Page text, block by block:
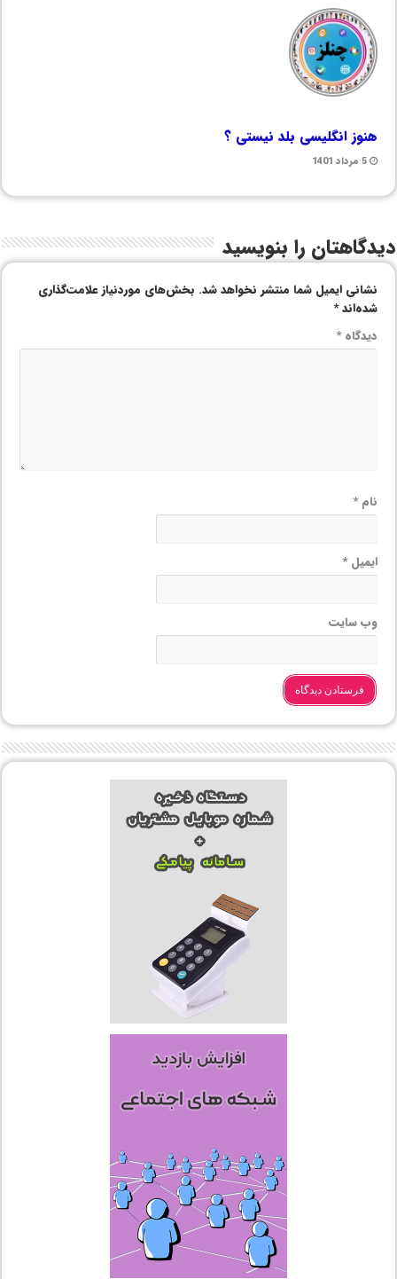
هنوز انگلیسی بلد نیستی ؟
5 مرداد 1401
دیدگاهتان را بنویسید
نشانی ایمیل شما منتشر نخواهد شد. بخش‌های موردنیاز علامت‌گذاری
شده‌اند*
دیدگاه*
نام*
ایمیل*
وب‌ سایت